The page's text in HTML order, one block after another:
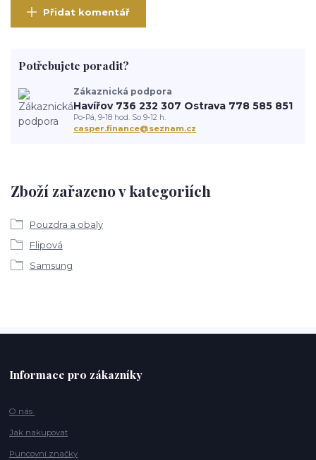
Přidat komentář
Zboží zařazeno v kategoriích
Pouzdra a obaly
Flipová
Samsung
Potřebujete poradit?
Zákaznická podpora
Havířov 736 232 307 Ostrava 778 585 851
Po-Pá, 9-18 hod. So 9-12 h.
casper.finance@seznam.cz
Informace pro zákazníky
O nás
Jak nakupovat
Puncovní značky